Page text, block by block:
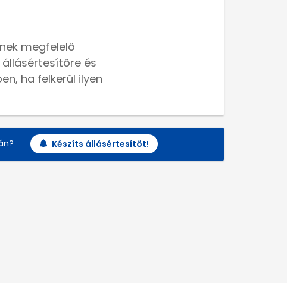
megfelelő
állásértesítőre és
ha felkerül ilyen
Készíts állásértesítőt!